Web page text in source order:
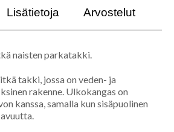
Lisätietoja Arvostelut
naisten parkatakki.
takki, jossa on veden- ja
rakenne. Ulkokangas on
kanssa, samalla kun sisäpuolinen